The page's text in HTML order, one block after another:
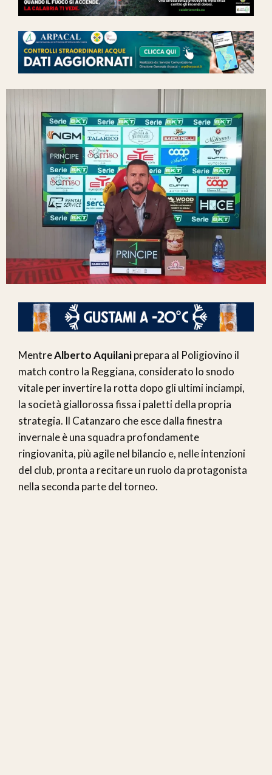
MentreAlberto Aquilaniprepara al Poligiovino il
match contro la Reggiana, considerato lo snodo
vitale per invertire la rotta dopo gli ultimi inciampi,
la società giallorossa fissa i paletti della propria
strategia. Il Catanzaro che esce dalla finestra
invernale è una squadra profondamente
ringiovanita, più agile nel bilancio e, nelle intenzioni
del club, pronta a recitare un ruolo da protagonista
nella seconda parte del torneo.